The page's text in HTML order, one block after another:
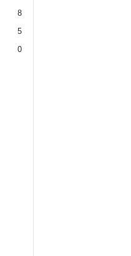
8
5
0